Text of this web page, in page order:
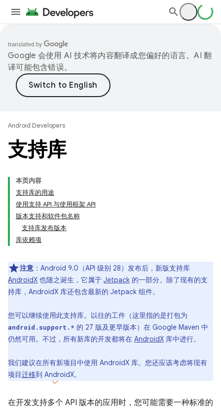
Google 会使用 AI 技术将内容翻译成您偏好的语言。AI 翻
译可能包含错误。
Android Developers
支持库
本页内容
支持库的用途
使用支持 API 与使用框架 API
版本支持和软件包名称
支持库发布版本
库依赖项
注意 ：Android 9.0（API 级别 28）发布后，新版支持库
AndroidX 也随之诞生，它属于 Jetpack 的一部分。除了现有的支
持库，AndroidX 库还包含最新的 Jetpack 组件。
您可以继续使用此支持库。以往的工件（这里指的是打包为
android.support.* 的 27 版及更早版本）在 Google Maven 中
仍然可用。不过，所有新库的开发都将在 AndroidX 库中进行。
我们建议在所有新项目中使用 AndroidX 库。您还应该考虑将现有
项目迁移到 AndroidX。
在开发支持多个 API 版本的应用时，您可能需要一种标准的